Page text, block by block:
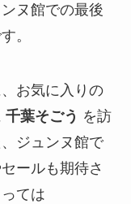
ヌ館での最後
。
お気に入りの
千葉そごう を訪
ジュンヌ館で
ールも期待さ
ては